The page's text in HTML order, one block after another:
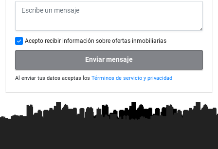
Acepto recibir información sobre ofertas inmobiliarias
Enviar mensaje
Al enviar tus datos aceptas los Términos de servicio y privacidad